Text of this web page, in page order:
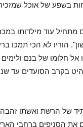
בשפע של אוכל
מתחיל עוד מילדותו
הוריו לא הכי תמכו
חלומו של בנם
של הרשת ואשתו זהבה
את הסניפים ברחבי